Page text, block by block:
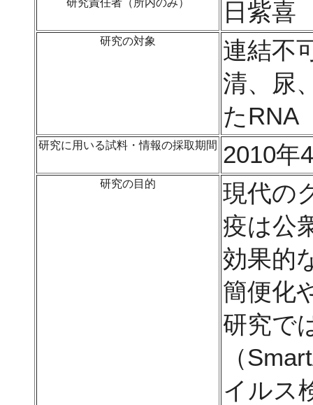
研究責任者（所内のみ） 日紫
研究の対象
連結不
清、尿
たRNA
研究に用いる試料・情報の採取期間 2010年
研究の目的
現代の
疫は公
効果的
簡便化
研究で
（
イルス